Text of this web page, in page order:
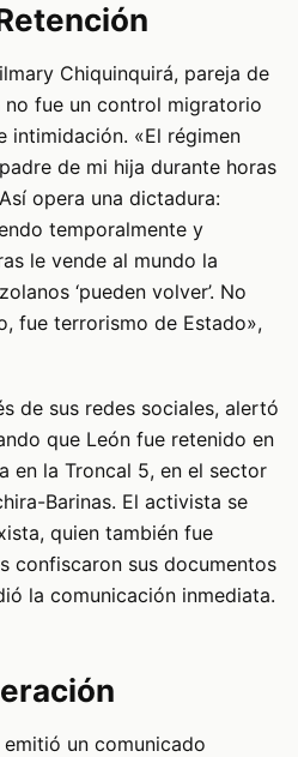
Chiquinquirá, pareja de
no fue un control migratorio
intimidación. «El régimen
de mi hija durante horas
opera una dictadura:
temporalmente y
le vende al mundo la
‘pueden volver’. No
fue terrorismo de Estado»,
de sus redes sociales, alertó
que León fue retenido en
en la Troncal 5, en el sector
Barinas. El activista se
quien también fue
confiscaron sus documentos
la comunicación inmediata.
un comunicado